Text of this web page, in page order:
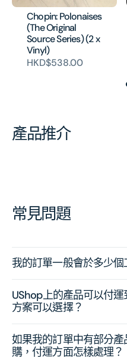
Chopin: Polonaises
(The Original
Source Series) (2 x
Vinyl)
HKD$538.00
產品推介
常見問題
我的訂單一般會於多少
UShop上的產品可以付
方案可以選擇？
如果我的訂單中有部分
購，付運方面怎樣處理？